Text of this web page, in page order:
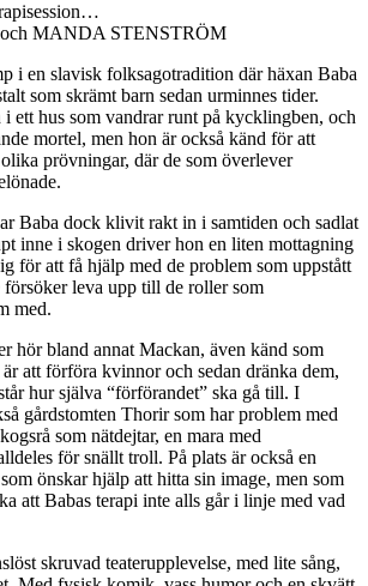
MANDA STENSTRÖM
i en slavisk folksagotradition där häxan Baba
som skrämt barn sedan urminnes tider.
ett hus som vandrar runt på kycklingben, och
mortel, men hon är också känd för att
prövningar, där de som överlever
Baba dock klivit rakt in i samtiden och sadlat
inne i skogen driver hon en liten mottagning
för att få hjälp med de problem som uppstått
försöker leva upp till de roller som
med.
hör bland annat Mackan, även känd som
att förföra kvinnor och sedan dränka dem,
hur själva “förförandet” ska gå till. I
gårdstomten Thorir som har problem med
som nätdejtar, en mara med
för snällt troll. På plats är också en
önskar hjälp att hitta sin image, men som
att Babas terapi inte alls går i linje med vad
skruvad teaterupplevelse, med lite sång,